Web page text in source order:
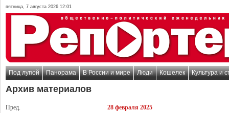
пятница, 7 августа 2026 12:01
Под лупой Панорама В России и мире Люди Кошелек Культура и
Архив материалов
Пред. 28 февраля 2025